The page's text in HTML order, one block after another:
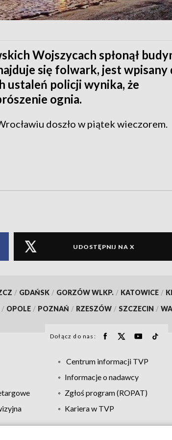
Wojszycach spłonął
się folwark, jest wpisany
ustaleń policji wynika, że
ognia.
doszło w piątek wieczorem.
UDOSTĘPNIJ NA X
/ GDAŃSK / GORZÓW WLKP. / KATOWICE /
/ OPOLE / POZNAŃ / RZESZÓW / SZCZECIN /
Dołącz do nas:
Centrum informacji TVP
Informacje o nadawcy
Zgłoś program (ROPAT)
Kariera w TVP